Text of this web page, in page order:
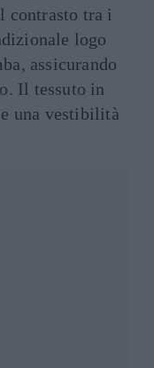
contrasto tra i
logo
assicurando
Il tessuto in
una vestibilità